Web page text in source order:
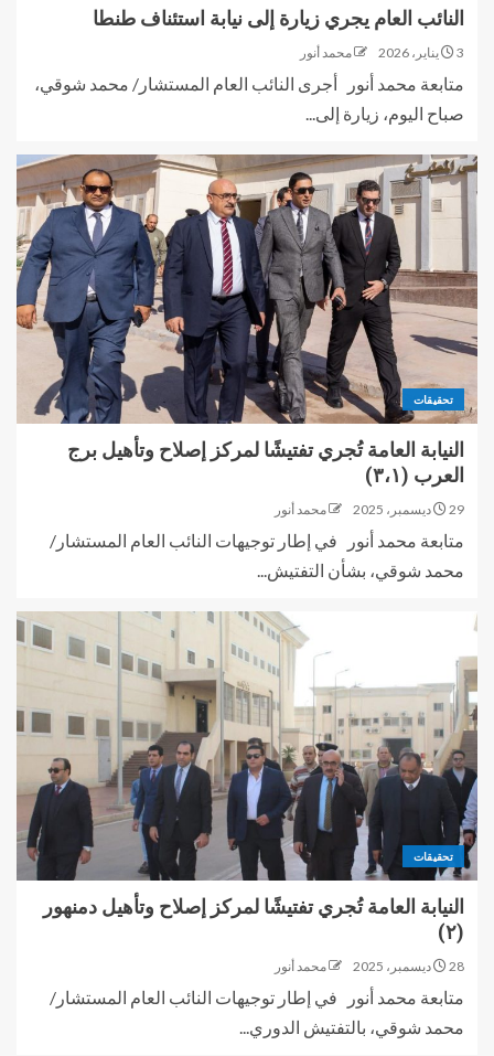
النائب العام يجري زيارة إلى نيابة استئناف طنطا
3 يناير، 2026 محمد أنور
متابعة محمد أنور أجرى النائب العام المستشار/ محمد شوقي،
صباح اليوم، زيارة إلى...
تحقيقات
النيابة العامة تُجري تفتيشًا لمركز إصلاح وتأهيل برج
العرب (٣،١)
29 ديسمبر، 2025 محمد أنور
متابعة محمد أنور في إطار توجيهات النائب العام المستشار/
محمد شوقي، بشأن التفتيش...
تحقيقات
النيابة العامة تُجري تفتيشًا لمركز إصلاح وتأهيل دمنهور
(٢)
28 ديسمبر، 2025 محمد أنور
متابعة محمد أنور في إطار توجيهات النائب العام المستشار/
محمد شوقي، بالتفتيش الدوري...